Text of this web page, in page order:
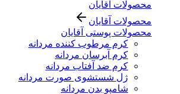
محصولات آقایان
محصولات آقایان
محصولات پوستی آقایان
کرم مرطوب کننده مردانه
کرم آبرسان مردانه
کرم ضد آفتاب مردانه
ژل شستشوی صورت مردانه
شامپو بدن مردانه